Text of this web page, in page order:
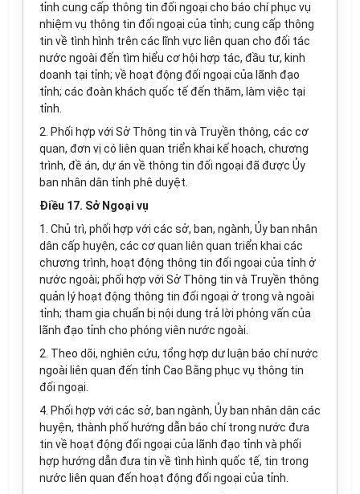
tỉnh cung cấp thông tin đối ngoại cho báo chí phục vụ
nhiệm vụ thông tin đối ngoại của tỉnh; cung cấp thông
tin về tình hình trên các lĩnh vực liên quan cho đối tác
nước ngoài đến tìm hiểu cơ hội hợp tác, đầu tư, kinh
doanh tại tỉnh; về hoạt động đối ngoại của lãnh đạo
tỉnh; các đoàn khách quốc tế đến thăm, làm việc tại
tỉnh.
2. Phối hợp với Sở Thông tin và Truyền thông, các cơ
quan, đơn vị có liên quan triển khai kế hoạch, chương
trình, đề án, dự án về thông tin đối ngoại đã được Ủy
ban nhân dân tỉnh phê duyệt.
Điều 17. Sở Ngoại vụ
1. Chủ trì, phối hợp với các sở, ban, ngành, Ủy ban nhân
dân cấp huyện, các cơ quan liên quan triển khai các
chương trình, hoạt động thông tin đối ngoại của tỉnh ở
nước ngoài; phối hợp với Sở Thông tin và Truyền thông
quản lý hoạt động thông tin đối ngoại ở trong và ngoài
tỉnh; tham gia chuẩn bị nội dung trả lời phỏng vấn của
lãnh đạo tỉnh cho phóng viên nước ngoài.
2. Theo dõi, nghiên cứu, tổng hợp dư luận báo chí nước
ngoài liên quan đến tỉnh Cao Bằng phục vụ thông tin
đối ngoại.
4. Phối hợp với các sở, ban ngành, Ủy ban nhân dân các
huyện, thành phố hướng dẫn báo chí trong nước đưa
tin về hoạt động đối ngoại của lãnh đạo tỉnh và phối
hợp hướng dẫn đưa tin về tình hình quốc tế, tin trong
nước liên quan đến hoạt động đối ngoại của tỉnh.